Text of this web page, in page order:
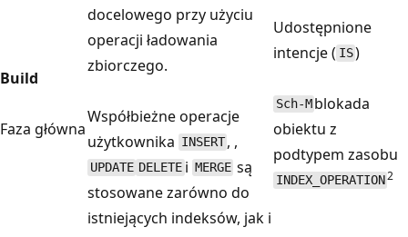
Build
Faza główna
docelowego przy użyciu
operacji ładowania
zbiorczego.
Współbieżne operacje
użytkownika INSERT , ,
UPDATE DELETE i MERGE są
stosowane zarówno do
istniejących indeksów, jak i
Udostępnione
intencje ( IS)
Sch-M blokada
obiektu z
podtypem zasobu
INDEX_OPERATION 2